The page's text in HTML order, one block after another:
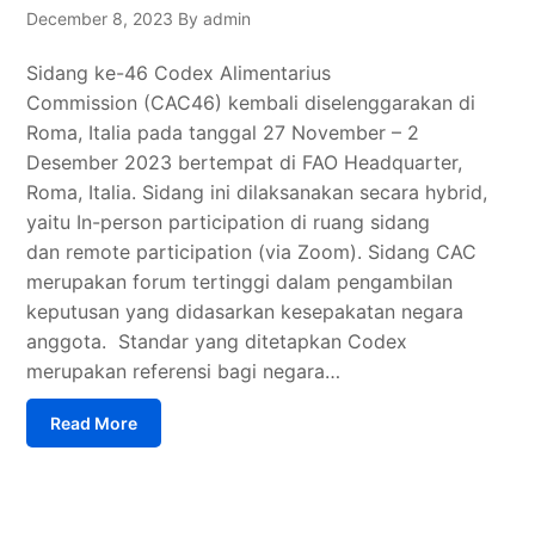
December 8, 2023 By admin
Sidang ke-46 Codex Alimentarius
Commission (CAC46) kembali diselenggarakan di
Roma, Italia pada tanggal 27 November – 2
Desember 2023 bertempat di FAO Headquarter,
Roma, Italia. Sidang ini dilaksanakan secara hybrid,
yaitu In-person participation di ruang sidang
dan remote participation (via Zoom). Sidang CAC
merupakan forum tertinggi dalam pengambilan
keputusan yang didasarkan kesepakatan negara
anggota. Standar yang ditetapkan Codex
merupakan referensi bagi negara…
Read More